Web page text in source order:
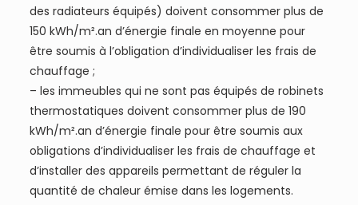
des radiateurs équipés) doivent consommer plus de
150 kWh/m².an d’énergie finale en moyenne pour
être soumis à l’obligation d’individualiser les frais de
chauffage ;
– les immeubles qui ne sont pas équipés de robinets
thermostatiques doivent consommer plus de 190
kWh/m².an d’énergie finale pour être soumis aux
obligations d’individualiser les frais de chauffage et
d’installer des appareils permettant de réguler la
quantité de chaleur émise dans les logements.